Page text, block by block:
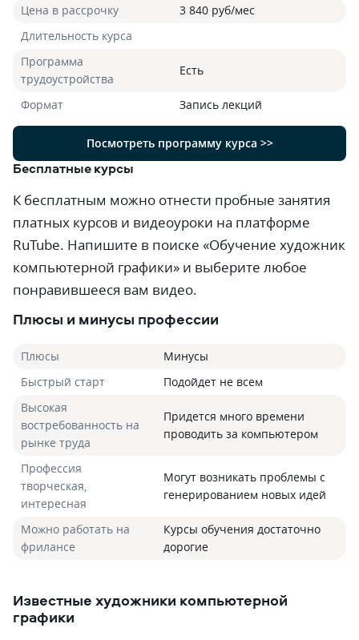
Цена в рассрочку
3 840 руб/мес
Длительность курса
Программа
трудоустройства
Есть
Формат Запись лекций
Посмотреть программу курса >>
Бесплатные курсы
К бесплатным можно отнести пробные занятия
платных курсов и видеоуроки на платформе
RuTube. Напишите в поиске «Обучение художник
компьютерной графики» и выберите любое
понравившееся вам видео.
Плюсы и минусы профессии
Плюсы
Минусы
Быстрый старт
Подойдет не всем
Высокая
востребованность на
рынке труда
Придется много времени
проводить за компьютером
Профессия
творческая,
интересная
Могут возникать проблемы с
генерированием новых идей
Можно работать на
фрилансе
Курсы обучения достаточно
дорогие
Известные художники компьютерной
графики